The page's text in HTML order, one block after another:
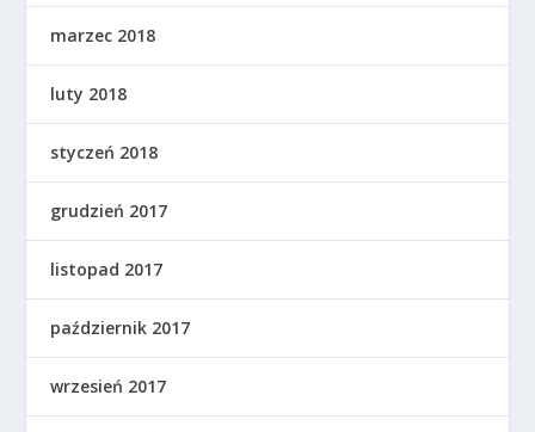
marzec 2018
luty 2018
styczeń 2018
grudzień 2017
listopad 2017
październik 2017
wrzesień 2017